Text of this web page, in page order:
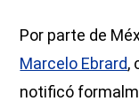
Por parte de
Marcelo Ebrard,
notificó